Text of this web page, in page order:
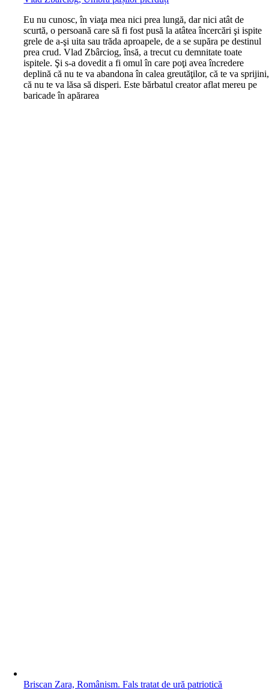
Eu nu cunosc, în viaţa mea nici prea lungă, dar nici atât de
scurtă, o persoană care să fi fost pusă la atâtea încercări şi ispite
grele de a-şi uita sau trăda aproapele, de a se supăra pe destinul
prea crud. Vlad Zbârciog, însă, a trecut cu demnitate toate
ispitele. Şi s-a dovedit a fi omul în care poţi avea încredere
deplină că nu te va abandona în calea greutăţilor, că te va sprijini,
că nu te va lăsa să disperi. Este bărbatul creator aflat mereu pe
baricade în apărarea
Briscan Zara, Românism. Fals tratat de ură patriotică